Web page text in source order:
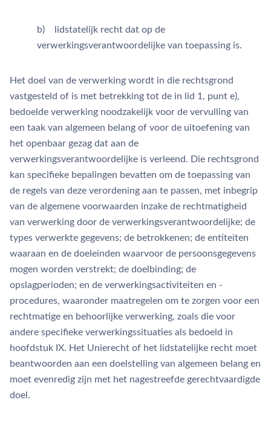
b) lidstatelijk recht dat op de
verwerkingsverantwoordelijke van toepassing is.
Het doel van de verwerking wordt in die rechtsgrond
vastgesteld of is met betrekking tot de in lid 1, punt e),
bedoelde verwerking noodzakelijk voor de vervulling van
een taak van algemeen belang of voor de uitoefening van
het openbaar gezag dat aan de
verwerkingsverantwoordelijke is verleend. Die rechtsgrond
kan specifieke bepalingen bevatten om de toepassing van
de regels van deze verordening aan te passen, met inbegrip
van de algemene voorwaarden inzake de rechtmatigheid
van verwerking door de verwerkingsverantwoordelijke; de
types verwerkte gegevens; de betrokkenen; de entiteiten
waaraan en de doeleinden waarvoor de persoonsgegevens
mogen worden verstrekt; de doelbinding; de
opslagperioden; en de verwerkingsactiviteiten en -
procedures, waaronder maatregelen om te zorgen voor een
rechtmatige en behoorlijke verwerking, zoals die voor
andere specifieke verwerkingssituaties als bedoeld in
hoofdstuk IX. Het Unierecht of het lidstatelijke recht moet
beantwoorden aan een doelstelling van algemeen belang en
moet evenredig zijn met het nagestreefde gerechtvaardigde
doel.